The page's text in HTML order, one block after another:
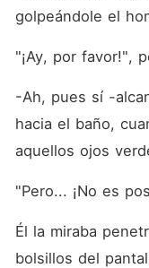
golpeándole el
"¡Ay, por favor!",
-Ah, pues sí -
hacia el baño,
aquellos ojos
"Pero... ¡No es
Él la miraba
bolsillos del